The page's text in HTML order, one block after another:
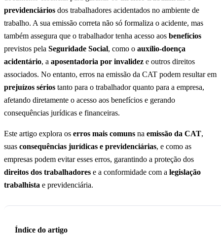
previdenciários dos trabalhadores acidentados no ambiente de
trabalho. A sua emissão correta não só formaliza o acidente, mas
também assegura que o trabalhador tenha acesso aos benefícios
previstos pela Seguridade Social, como o auxílio-doença
acidentário, a aposentadoria por invalidez e outros direitos
associados. No entanto, erros na emissão da CAT podem resultar em
prejuízos sérios tanto para o trabalhador quanto para a empresa,
afetando diretamente o acesso aos benefícios e gerando
consequências jurídicas e financeiras.
Este artigo explora os erros mais comuns na emissão da CAT,
suas consequências jurídicas e previdenciárias, e como as
empresas podem evitar esses erros, garantindo a proteção dos
direitos dos trabalhadores e a conformidade com a legislação
trabalhista e previdenciária.
Índice do artigo